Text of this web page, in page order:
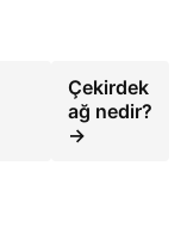
Çekirdek
ağ nedir?
→